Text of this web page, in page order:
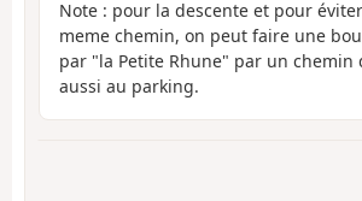
Note : pour la descente et pour
meme chemin, on peut faire une
par "la Petite Rhune" par un chemin
aussi au parking.